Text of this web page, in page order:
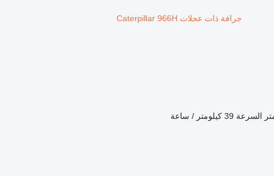
جرافة ذات عجلات Caterpillar 966H
السرعة 39 كيلومتر / ساعة